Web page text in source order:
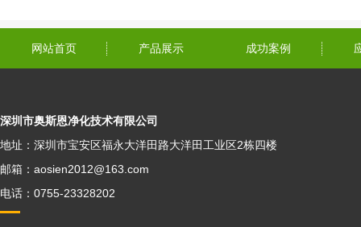
网站首页 产品展示 成功案例
深圳市奥斯恩净化技术有限公司
地址：深圳市宝安区福永大洋田路大洋田工业区2栋四楼
邮箱：aosien2012@163.com
电话：0755-23328202